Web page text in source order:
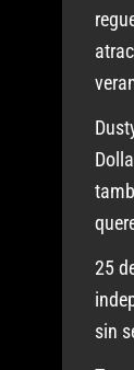
25
sin